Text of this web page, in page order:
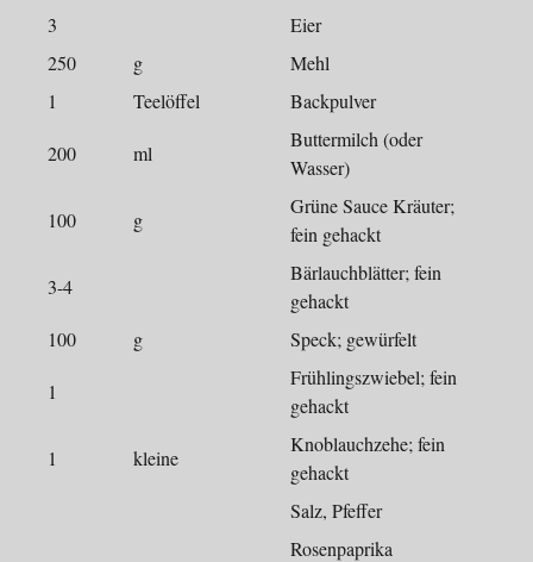
3
Eier
250
g
Mehl
1
Teelöffel Backpulver
200 ml
Buttermilch (oder
Wasser)
100 g
Grüne Sauce Kräuter;
fein gehackt
3-4
Bärlauchblätter; fein
gehackt
100
g Speck; gewürfelt
1
Frühlingszwiebel; fein
gehackt
1 kleine
Knoblauchzehe; fein
gehackt
Salz, Pfeffer
Rosenpaprika